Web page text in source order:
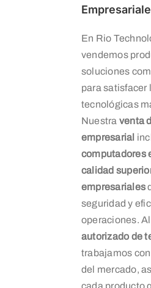
En Rio
vendemos
soluciones
para satisfacer
tecnológicas
Nuestra venta
empresarial
computadores
calidad
empresariales
seguridad y
operaciones.
autorizado de
trabajamos
del mercado,
cada producto